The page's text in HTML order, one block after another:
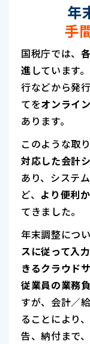
年
手
国税庁では、
進 しています
行などから発
てをオンライ
あります。
このような取
対応した会計
あり、システ
ど、 より便利
てきました。
年末調整につい
スに従って入
きるクラウド
従業員の業務
すが、会計／
ることにより
告、納付まで